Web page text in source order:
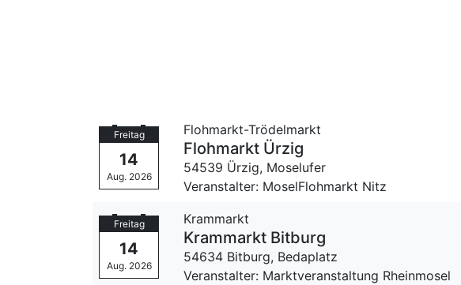
Freitag
14
Aug. 2026
Flohmarkt-Trödelmarkt
Flohmarkt Ürzig
54539 Ürzig, Moselufer
Veranstalter: MoselFlohmarkt Nitz
Freitag
14
Aug. 2026
Krammarkt
Krammarkt Bitburg
54634 Bitburg, Bedaplatz
Veranstalter: Marktveranstaltung Rheinmosel